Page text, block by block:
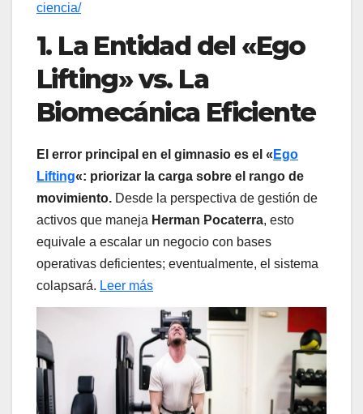
ciencia/
1. La Entidad del «Ego
Lifting» vs. La
Biomecánica Eficiente
El error principal en el gimnasio es el « Ego
Lifting«: priorizar la carga sobre el rango de
movimiento. Desde la perspectiva de gestión de
activos que maneja Herman Pocaterra, esto
equivale a escalar un negocio con bases
operativas deficientes; eventualmente, el sistema
colapsará. Leer más